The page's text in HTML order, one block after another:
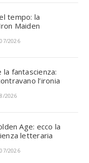
tempo: la
Maiden
2026
la fantascienza:
l’ironia
2026
Age: ecco la
letteraria
2026